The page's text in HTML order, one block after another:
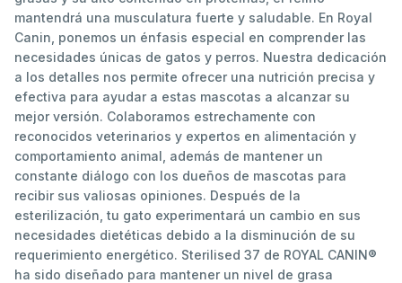
mantendrá una musculatura fuerte y saludable. En Royal
Canin, ponemos un énfasis especial en comprender las
necesidades únicas de gatos y perros. Nuestra dedicación
a los detalles nos permite ofrecer una nutrición precisa y
efectiva para ayudar a estas mascotas a alcanzar su
mejor versión. Colaboramos estrechamente con
reconocidos veterinarios y expertos en alimentación y
comportamiento animal, además de mantener un
constante diálogo con los dueños de mascotas para
recibir sus valiosas opiniones. Después de la
esterilización, tu gato experimentará un cambio en sus
necesidades dietéticas debido a la disminución de su
requerimiento energético. Sterilised 37 de ROYAL CANIN®
ha sido diseñado para mantener un nivel de grasa